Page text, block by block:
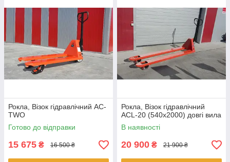
Рокла, Візок гідравлічний AC-
TWO
Готово до відправки
15 675 ₴ 16 500 ₴
Рокла, Візок гідравлічний
ACL-20 (540х2000) довгі вила
В наявності
20 900 ₴ 21 900 ₴